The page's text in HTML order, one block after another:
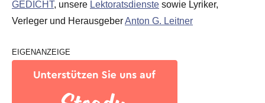
GEDICHT, unsere Lektoratsdienste sowie Lyriker,
Verleger und HerausgeberAnton G. Leitner
EIGENANZEIGE